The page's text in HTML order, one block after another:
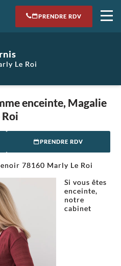
PRENDRE RDV
Le Roi
enceinte, Magalie
PRENDRE RDV
78160 Marly Le Roi
Si vous êtes
enceinte,
notre
cabinet